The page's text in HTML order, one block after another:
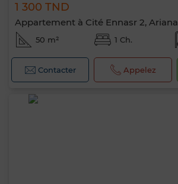
1 300 TND
Appartement à Cité Ennasr 2, Ariana
50 m² 1 Ch.
Contacter Appelez